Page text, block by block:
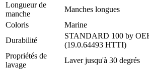
Longueur de
manche
Manches longues
Coloris
Marine
Durabilité
STANDARD 100 by
(19.0.64493 HTTI)
Propriétés de
lavage
Laver jusqu'à 30 degrés